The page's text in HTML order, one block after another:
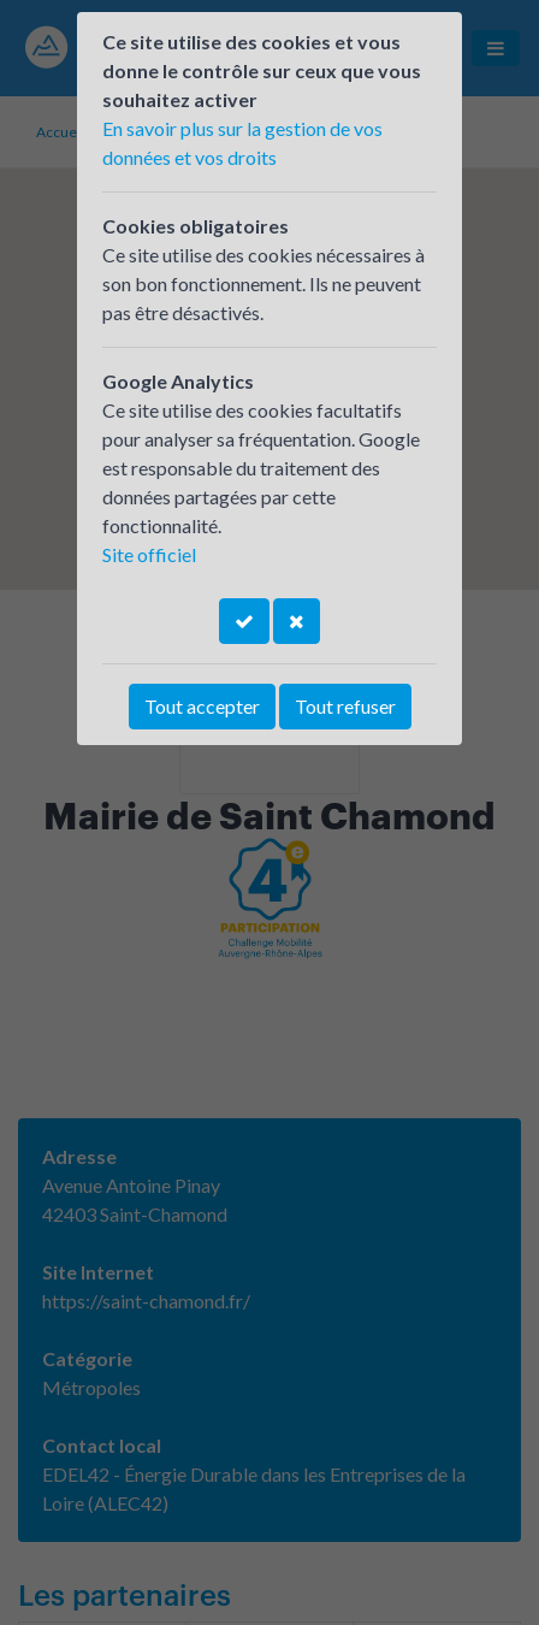
Accueil Établissements inscrits Mairie de Saint Chamond
Mairie de Saint Chamond
Adresse
Avenue Antoine Pinay
42403 Saint-Chamond
Site Internet
https://saint-chamond.fr/
Catégorie
Métropoles
Contact local
EDEL42 - Énergie Durable dans les Entreprises de la
Loire (ALEC42)
Les partenaires
Ce site utilise des cookies et vous
donne le contrôle sur ceux que vous
souhaitez activer
En savoir plus sur la gestion de vos
données et vos droits
Cookies obligatoires
Ce site utilise des cookies nécessaires à
son bon fonctionnement. Ils ne peuvent
pas être désactivés.
Google Analytics
Ce site utilise des cookies facultatifs
pour analyser sa fréquentation. Google
est responsable du traitement des
données partagées par cette
fonctionnalité.
Site officiel
Tout accepter Tout refuser